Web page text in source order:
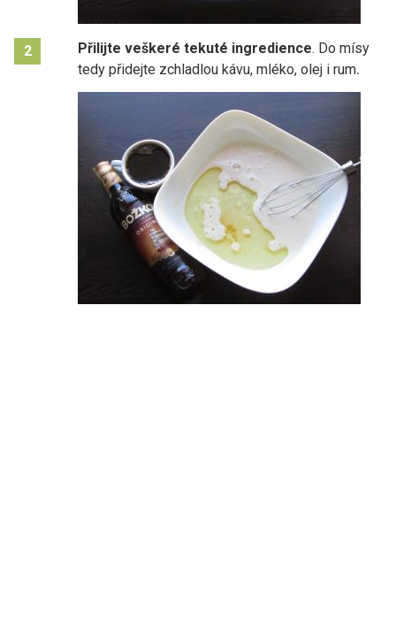
2 Přilijte veškeré tekuté ingredience. Do mísy
tedy přidejte zchladlou kávu, mléko, olej i rum.